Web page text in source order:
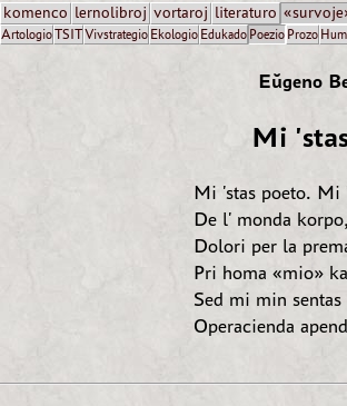
komenco lernolibroj vortaroj literaturo
ArtologioTSITVivstrategio Ekologio Edukado Poezio Prozo
Eŭgeno
Mi
Mi 'stas poeto. Mi
De l' monda
Dolori per la
Pri homa «mio»
Sed mi min
Operacienda